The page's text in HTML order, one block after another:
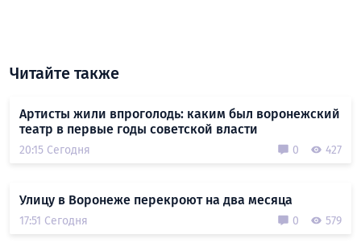
Читайте также
Артисты жили впроголодь: каким был воронежский
театр в первые годы советской власти
20:15 Сегодня 0 427
Улицу в Воронеже перекроют на два месяца
17:51 Сегодня 0 579